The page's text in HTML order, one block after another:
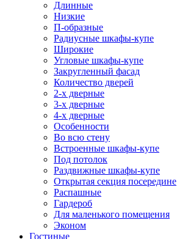
Длинные
Низкие
П-образные
Радиусные шкафы-купе
Широкие
Угловые шкафы-купе
Закругленный фасад
Количество дверей
2-х дверные
3-х дверные
4-х дверные
Особенности
Во всю стену
Встроенные шкафы-купе
Под потолок
Раздвижные шкафы-купе
Открытая секция посередине
Распашные
Гардероб
Для маленького помещения
Эконом
Гостиные